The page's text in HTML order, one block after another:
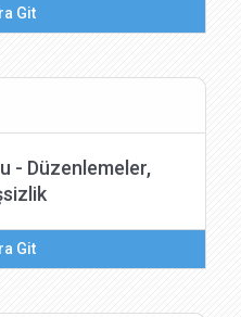
Git
- Düzenlemeler,
Git